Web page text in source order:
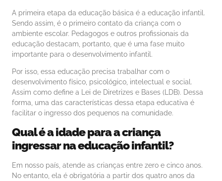
A primeira etapa da educação básica é a educação infantil.
Sendo assim, é o primeiro contato da criança com o
ambiente escolar. Pedagogos e outros profissionais da
educação destacam, portanto, que é uma fase muito
importante para o desenvolvimento infantil.
Por isso, essa educação precisa trabalhar com o
desenvolvimento físico, psicológico, intelectual e social.
Assim como define a Lei de Diretrizes e Bases (LDB). Dessa
forma, uma das características dessa etapa educativa é
facilitar o ingresso dos pequenos na comunidade.
Qual é aidadepara a criança
ingressar naeducação infantil?
Em nosso país, atende as crianças entre zero e cinco anos.
No entanto, ela é obrigatória a partir dos quatro anos da